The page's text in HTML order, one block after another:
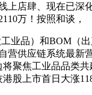
上店肆、现在已深
万！按照和谈，
品）和BOM（出
营供应链系统最新
将聚焦工业品品类
股上市首日大涨